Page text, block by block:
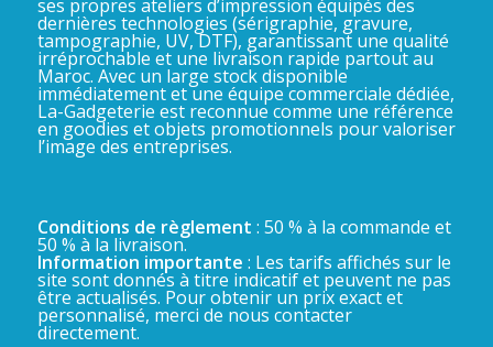
ses propres ateliers d’impression équipés des
dernières technologies (sérigraphie, gravure,
tampographie, UV, DTF), garantissant une qualité
irréprochable et une livraison rapide partout au
Maroc. Avec un large stock disponible
immédiatement et une équipe commerciale dédiée,
La-Gadgeterie est reconnue comme une référence
en goodies et objets promotionnels pour valoriser
l’image des entreprises.
Conditions de règlement : 50 % à la commande et
50 % à la livraison.
Information importante : Les tarifs affichés sur le
site sont donnés à titre indicatif et peuvent ne pas
être actualisés. Pour obtenir un prix exact et
personnalisé, merci de nous contacter
directement.